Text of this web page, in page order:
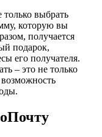
выбрать
которую вы
получается
подарок,
его получателя.
– это не только